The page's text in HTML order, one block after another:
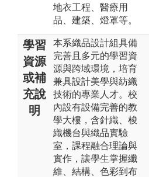
地衣工程、醫療用
品、建築、燈罩等。
學習
資源
或補
充說
明
本系織品設計組具備
完善且多元的學習資
源與跨域環境，培育
兼具設計美學與紡織
技術的專業人才。校
內設有設備完善的教
學大樓，含針織、梭
織機台與織品實驗
室，課程融合理論與
實作，讓學生掌握纖
維、結構、色彩到布